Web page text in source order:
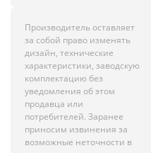
Производитель оставляет
за собой право изменять
дизайн, технические
характеристики, заводскую
комплектацию без
уведомления об этом
продавца или
потребителей. Заранее
приносим извинения за
возможные неточности в